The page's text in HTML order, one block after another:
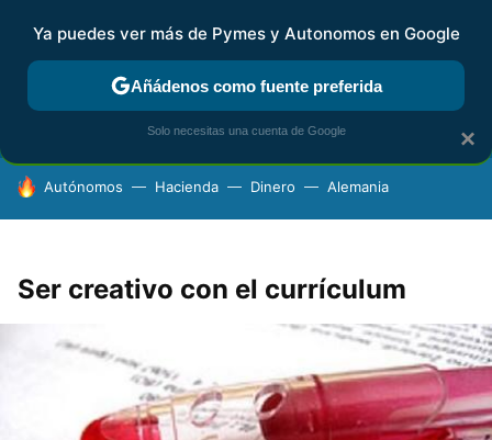
FISCALIDAD Y CONTABILIDAD KIT DIGITAL RENTA
HOY SE HABLA DE
Autónomos Hacienda Dinero Alemania
Ser creativo con el currículum
×
Ya puedes ver más de Pymes y Autonomos en Google
Añádenos como fuente preferida
Solo necesitas una cuenta de Google